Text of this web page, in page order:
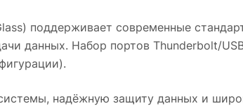
поддерживает современные
данных. Набор портов Thunderbolt/
надёжную защиту данных и